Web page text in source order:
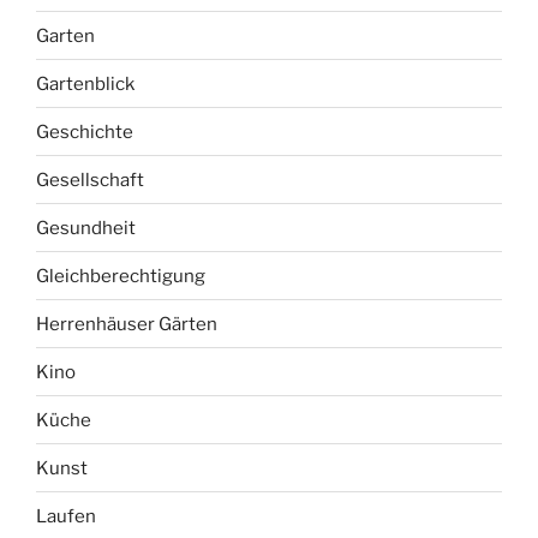
Garten
Gartenblick
Geschichte
Gesellschaft
Gesundheit
Gleichberechtigung
Herrenhäuser Gärten
Kino
Küche
Kunst
Laufen